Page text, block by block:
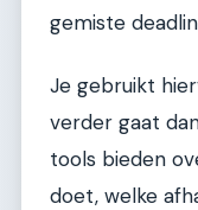
gemiste
Je gebruikt
verder gaat
tools bieden
doet, welke